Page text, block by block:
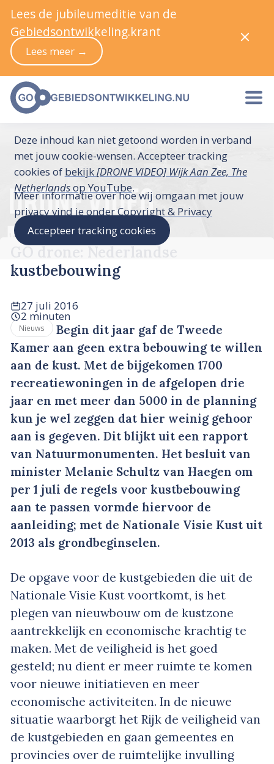
Deze inhoud kan niet getoond worden in verband
met jouw cookie-wensen. Accepteer tracking
cookies of bekijk[DRONE VIDEO] Wijk Aan Zee, The
Netherlandsop YouTube.
Meer informatie over hoe wij omgaan met jouw
privacy vind je onderCopyright & Privacy
Accepteer tracking cookies
kustbebouwing
27 juli 2016
2 minuten
Nieuws
Begin dit jaar gaf de Tweede
Kamer aan geen extra bebouwing te willen
aan de kust. Met de bijgekomen 1700
recreatiewoningen in de afgelopen drie
jaar en met meer dan 5000 in de planning
kun je wel zeggen dat hier weinig gehoor
aan is gegeven. Dit blijkt uit een rapport
van Natuurmonumenten. Het besluit van
minister Melanie Schultz van Haegen om
per 1 juli de regels voor kustbebouwing
aan te passen vormde hiervoor de
aanleiding; met de Nationale Visie Kust uit
2013 als grondbeginselen.
De opgave voor de kustgebieden die uit de
Nationale Visie Kust voortkomt, is het
plegen van nieuwbouw om de kustzone
aantrekkelijk en economische krachtig te
maken. Met de veiligheid is het goed
gesteld; nu dient er meer ruimte te komen
voor nieuwe initiatieven en meer
economische activiteiten. In de nieuwe
situatie waarborgt het Rijk de veiligheid van
de kustgebieden en gaan gemeentes en
provincies over de ruimtelijke invulling
Lees de jubileumeditie van de
Gebiedsontwikkeling.krant
Lees meer →